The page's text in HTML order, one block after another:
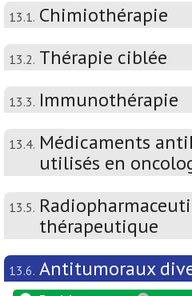
13.1. Chimiothérapie
13.2. Thérapie ciblée
13.3. Immunothérapie
13.4. Médicaments
utilisés en
13.5.
thérapeutique
13.6. Antitumoraux